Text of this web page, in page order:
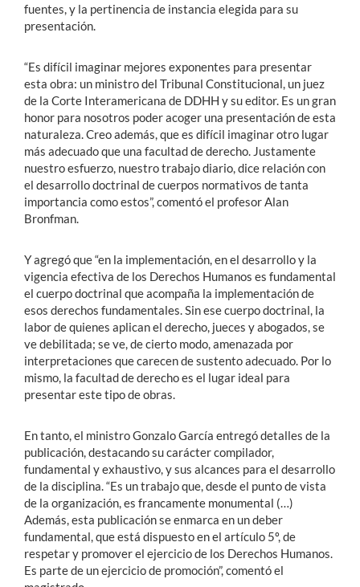
fuentes, y la pertinencia de instancia elegida para su
presentación.
“Es difícil imaginar mejores exponentes para presentar
esta obra: un ministro del Tribunal Constitucional, un juez
de la Corte Interamericana de DDHH y su editor. Es un gran
honor para nosotros poder acoger una presentación de esta
naturaleza. Creo además, que es difícil imaginar otro lugar
más adecuado que una facultad de derecho. Justamente
nuestro esfuerzo, nuestro trabajo diario, dice relación con
el desarrollo doctrinal de cuerpos normativos de tanta
importancia como estos”, comentó el profesor Alan
Bronfman.
Y agregó que “en la implementación, en el desarrollo y la
vigencia efectiva de los Derechos Humanos es fundamental
el cuerpo doctrinal que acompaña la implementación de
esos derechos fundamentales. Sin ese cuerpo doctrinal, la
labor de quienes aplican el derecho, jueces y abogados, se
ve debilitada; se ve, de cierto modo, amenazada por
interpretaciones que carecen de sustento adecuado. Por lo
mismo, la facultad de derecho es el lugar ideal para
presentar este tipo de obras.
En tanto, el ministro Gonzalo García entregó detalles de la
publicación, destacando su carácter compilador,
fundamental y exhaustivo, y sus alcances para el desarrollo
de la disciplina. “Es un trabajo que, desde el punto de vista
de la organización, es francamente monumental (…)
Además, esta publicación se enmarca en un deber
fundamental, que está dispuesto en el artículo 5º, de
respetar y promover el ejercicio de los Derechos Humanos.
Es parte de un ejercicio de promoción”, comentó el